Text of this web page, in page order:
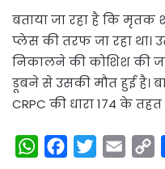
बताया जा रहा है कि
प्लेस की तरफ जा रहा था।
निकालने की कोशिश की
डूबने से उसकी मौत हुई है।
CRPC की धारा 174 के
W